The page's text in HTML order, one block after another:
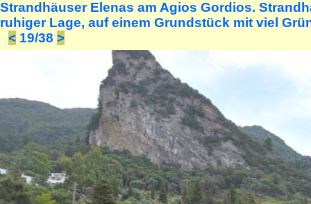
Strandhäuser Elenas am Agios Gordios.
ruhiger Lage, auf einem Grundstück mit viel
< 19/38 >